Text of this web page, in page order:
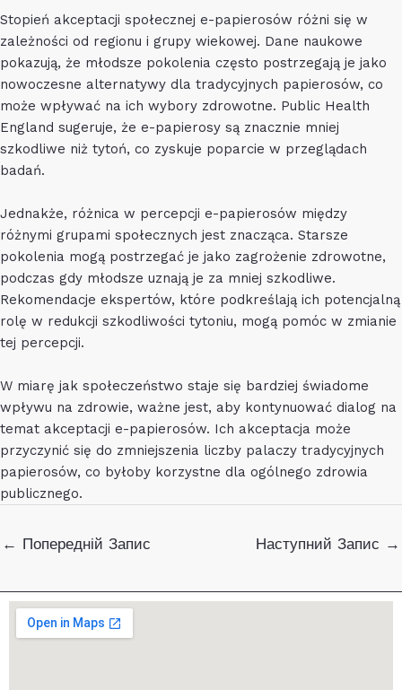
Stopień akceptacji społecznej e-papierosów różni się w
zależności od regionu i grupy wiekowej. Dane naukowe
pokazują, że młodsze pokolenia często postrzegają je jako
nowoczesne alternatywy dla tradycyjnych papierosów, co
może wpływać na ich wybory zdrowotne. Public Health
England sugeruje, że e-papierosy są znacznie mniej
szkodliwe niż tytoń, co zyskuje poparcie w przeglądach
badań.
Jednakże, różnica w percepcji e-papierosów między
różnymi grupami społecznych jest znacząca. Starsze
pokolenia mogą postrzegać je jako zagrożenie zdrowotne,
podczas gdy młodsze uznają je za mniej szkodliwe.
Rekomendacje ekspertów, które podkreślają ich potencjalną
rolę w redukcji szkodliwości tytoniu, mogą pomóc w zmianie
tej percepcji.
W miarę jak społeczeństwo staje się bardziej świadome
wpływu na zdrowie, ważne jest, aby kontynuować dialog na
temat akceptacji e-papierosów. Ich akceptacja może
przyczynić się do zmniejszenia liczby palaczy tradycyjnych
papierosów, co byłoby korzystne dla ogólnego zdrowia
publicznego.
Навігація
← Попередній Запис Наступний Запис →